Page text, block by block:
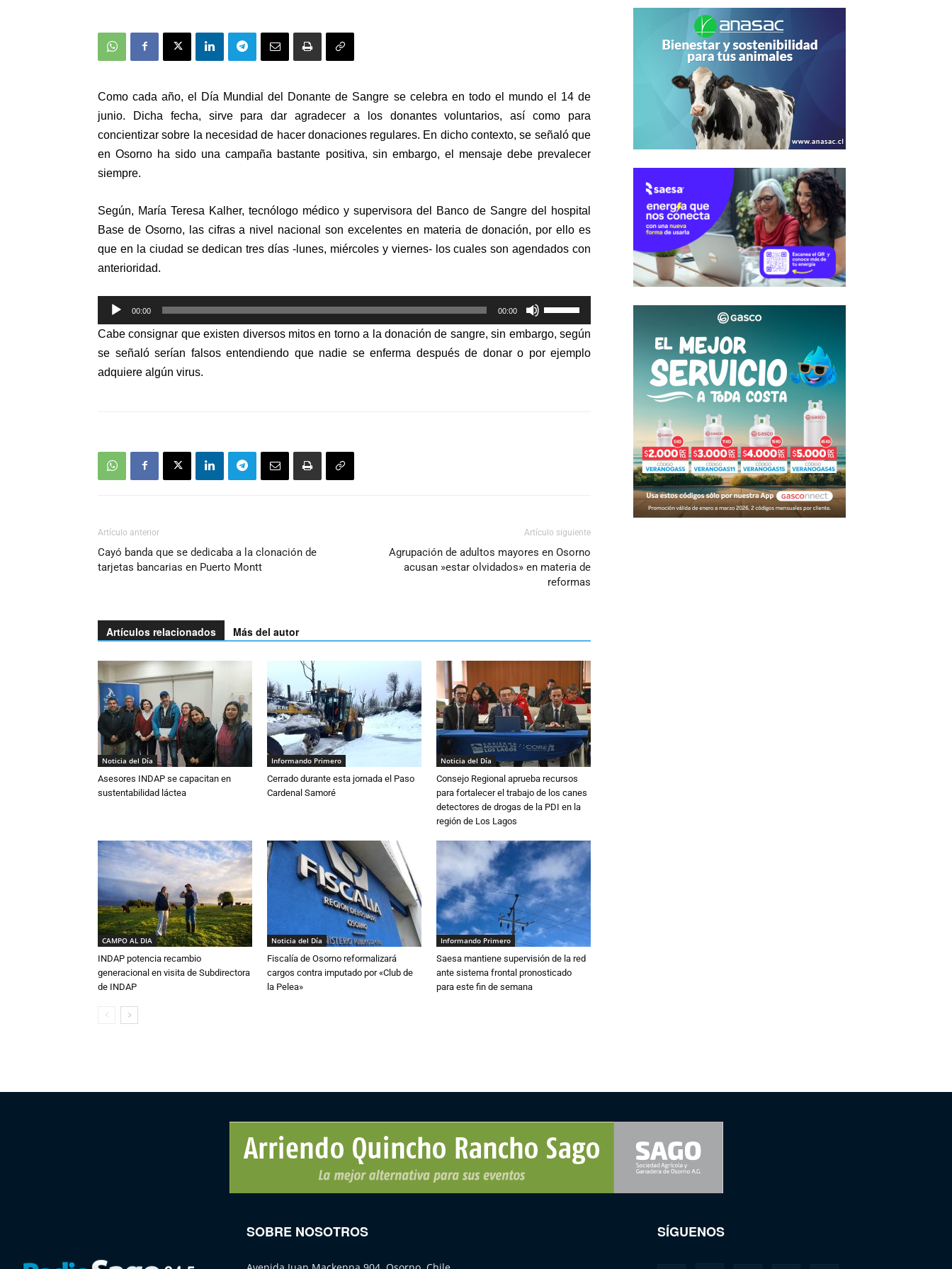
Como cada año, el Día Mundial del Donante de Sangre se celebra en todo el mundo el 14 de
junio. Dicha fecha, sirve para dar agradecer a los donantes voluntarios, así como para
concientizar sobre la necesidad de hacer donaciones regulares. En dicho contexto, se señaló que
en Osorno ha sido una campaña bastante positiva, sin embargo, el mensaje debe prevalecer
siempre.
Según, María Teresa Kalher, tecnólogo médico y supervisora del Banco de Sangre del hospital
Base de Osorno, las cifras a nivel nacional son excelentes en materia de donación, por ello es
que en la ciudad se dedican tres días -lunes, miércoles y viernes- los cuales son agendados con
anterioridad.
Reproductor
de
audio
00:00 00:00
las
teclas
de
Cabe consignar que existen diversos mitos en torno a la donación de sangre, sin embargo, según
se señaló serían falsos entendiendo que nadie se enferma después de donar o por ejemplo
adquiere algún virus.
Artículo anterior
Cayó banda que se dedicaba a la clonación de
tarjetas bancarias en Puerto Montt
Artículo siguiente
Agrupación de adultos mayores en Osorno
acusan »estar olvidados» en materia de
reformas
Artículos relacionados Más del autor
Noticia del Día
Asesores INDAP se capacitan en
sustentabilidad láctea
Informando Primero
Cerrado durante esta jornada el Paso
Cardenal Samoré
Noticia del Día
Consejo Regional aprueba recursos
para fortalecer el trabajo de los canes
detectores de drogas de la PDI en la
región de Los Lagos
CAMPO AL DIA
INDAP potencia recambio
generacional en visita de Subdirectora
de INDAP
Noticia del Día
Fiscalía de Osorno reformalizará
cargos contra imputado por «Club de
la Pelea»
Informando Primero
Saesa mantiene supervisión de la red
ante sistema frontal pronosticado
para este fin de semana
SOBRE NOSOTROS SÍGUENOS